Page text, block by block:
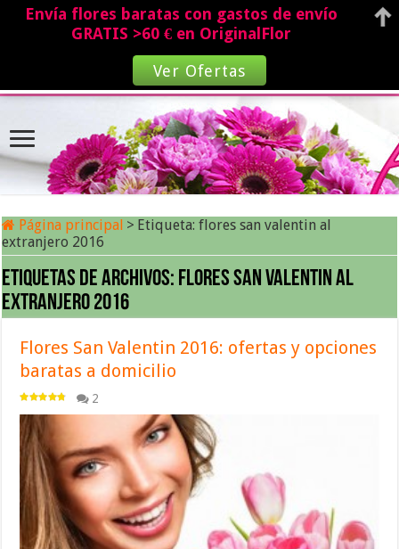
Página principal > Etiqueta:flores san valentin al
extranjero 2016
Etiquetas de archivos: flores san valentin al
extranjero 2016
Flores San Valentin 2016: ofertas y opciones
baratas a domicilio
2
Envía flores baratas con gastos de envío
GRATIS >60 € en OriginalFlor
Ver Ofertas